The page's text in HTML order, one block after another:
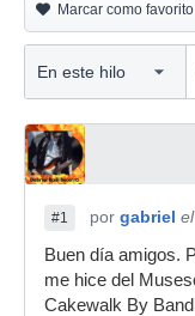
Marcar como favorito
#1 por gabriel
Buen día amigos.
me hice del
Cakewalk By